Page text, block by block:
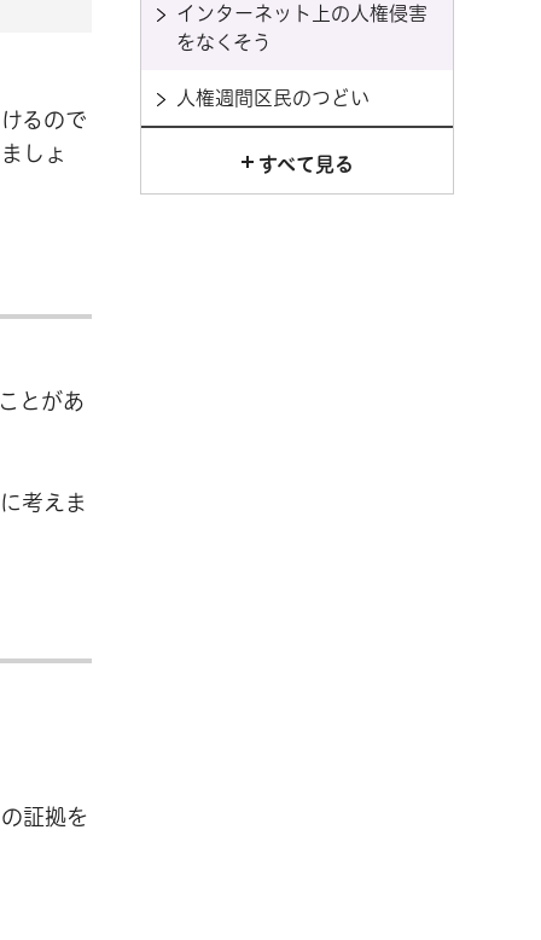
るので
しょ
とがあ
考えま
証拠を
インターネット上の人権侵害
をなくそう
人権週間区民のつどい
すべて見る